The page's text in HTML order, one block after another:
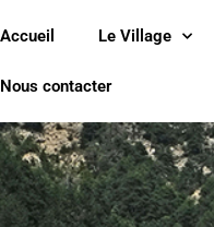
Accueil Le Village
Nous contacter